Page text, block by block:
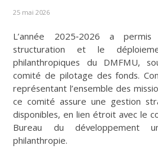
25 mai 2026
L’année 2025‑2026 a
structuration et le
philanthropiques du DMFMU,
comité de pilotage des fonds.
représentant l’ensemble des
ce comité assure une gestion
disponibles, en lien étroit avec le
Bureau du développement
philanthropie.